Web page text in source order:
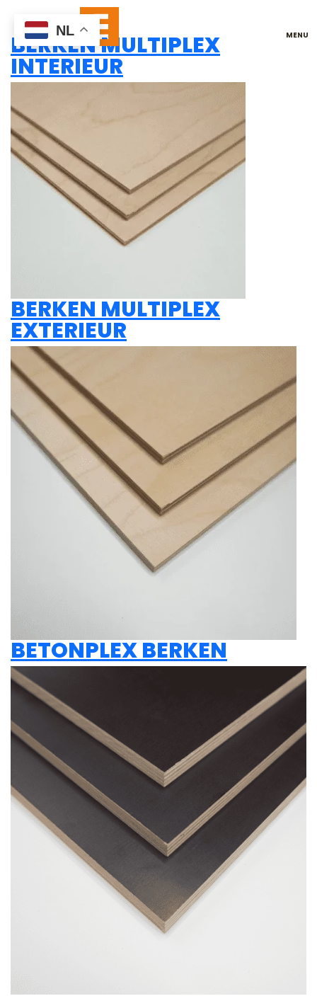
27 MM |
BERKEN MULTIPLEX
INTERIEUR
BERKEN MULTIPLEX
EXTERIEUR
BETONPLEX BERKEN
NL